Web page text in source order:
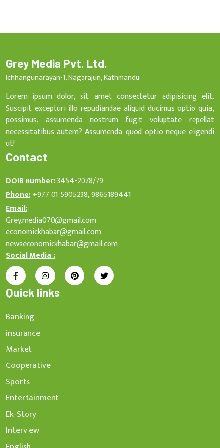
Grey Media Pvt. Ltd.
Ichhangunarayan-1, Nagarajun, Kathmandu
Lorem ipsum dolor, sit amet consectetur adipisicing elit.
Suscipit excepturi illo repudiandae aliquid ducimus optio quia,
possimus, assumenda nostrum fugit voluptate repellat
necessitatibus autem? Assumenda quod optio neque eligendi
ut!
Contact
DOIB number:3454-2078/79
Phone:+977 01 5905238, 9865189441
Email:
Grey.media070@gmail.com
economickhabar@gmail.com
newseconomickhabar@gmail.com
Social Media :
Quick links
Banking
insurance
Market
Cooperative
Sports
Entertainment
Ek-Story
Interview